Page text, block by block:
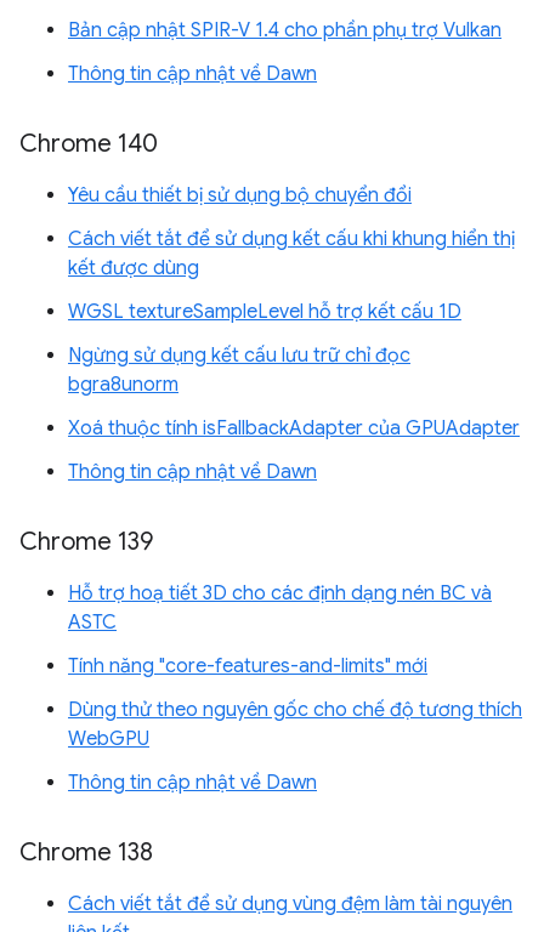
Bản cập nhật SPIR-V 1.4 cho phần phụ trợ Vulkan
Thông tin cập nhật về Dawn
Chrome 140
Yêu cầu thiết bị sử dụng bộ chuyển đổi
Cách viết tắt để sử dụng kết cấu khi khung hiển thị
kết được dùng
WGSL textureSampleLevel hỗ trợ kết cấu 1D
Ngừng sử dụng kết cấu lưu trữ chỉ đọc
bgra8unorm
Xoá thuộc tính isFallbackAdapter của GPUAdapter
Thông tin cập nhật về Dawn
Chrome 139
Hỗ trợ hoạ tiết 3D cho các định dạng nén BC và
ASTC
Tính năng "core-features-and-limits" mới
Dùng thử theo nguyên gốc cho chế độ tương thích
WebGPU
Thông tin cập nhật về Dawn
Chrome 138
Cách viết tắt để sử dụng vùng đệm làm tài nguyên